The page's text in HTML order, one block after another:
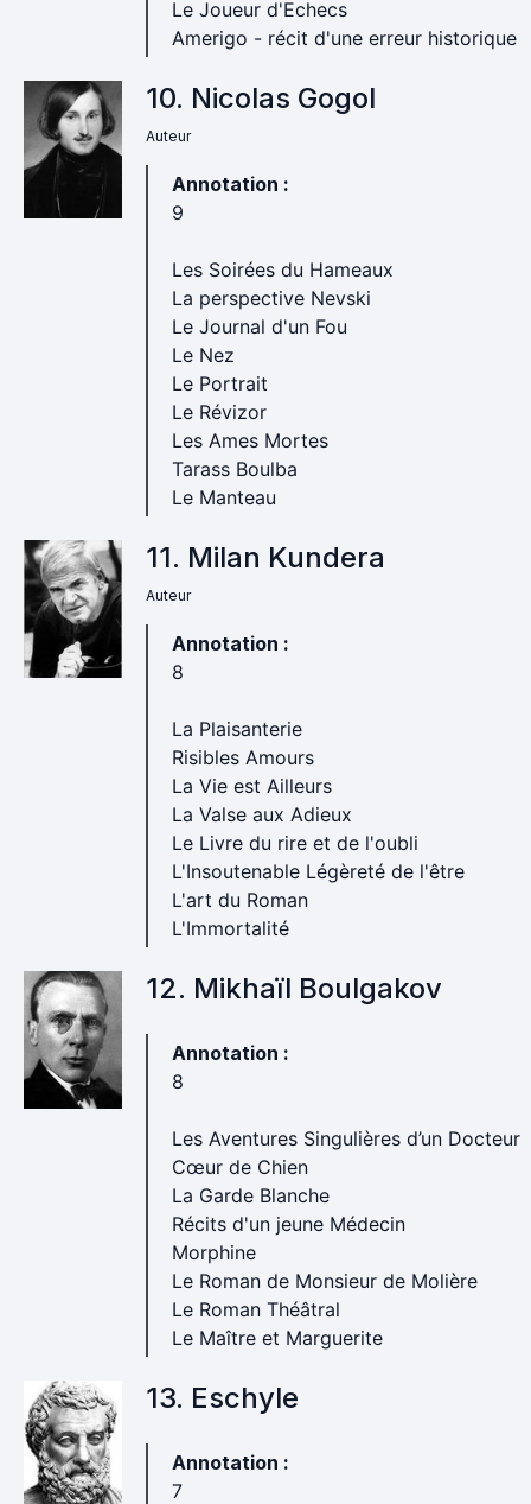
Le Joueur d'Echecs
Amerigo - récit d'une erreur historique
10. Nicolas Gogol
Auteur
Annotation :
9
Les Soirées du Hameaux
La perspective Nevski
Le Journal d'un Fou
Le Nez
Le Portrait
Le Révizor
Les Ames Mortes
Tarass Boulba
Le Manteau
11. Milan Kundera
Auteur
Annotation :
8
La Plaisanterie
Risibles Amours
La Vie est Ailleurs
La Valse aux Adieux
Le Livre du rire et de l'oubli
L'Insoutenable Légèreté de l'être
L'art du Roman
L'Immortalité
12. Mikhaïl Boulgakov
Annotation :
8
Les Aventures Singulières d’un Docteur
Cœur de Chien
La Garde Blanche
Récits d'un jeune Médecin
Morphine
Le Roman de Monsieur de Molière
Le Roman Théâtral
Le Maître et Marguerite
13. Eschyle
Annotation :
7